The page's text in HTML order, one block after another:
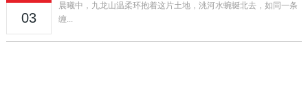
03
晨曦中，九龙山温柔环抱着这片土地，洮河水蜿蜒北去，如同一条
缠...